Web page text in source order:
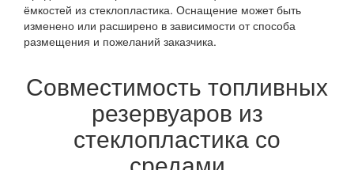
ёмкостей из стеклопластика. Оснащение может быть
изменено или расширено в зависимости от способа
размещения и пожеланий заказчика.
Совместимость топливных
резервуаров из
стеклопластика со